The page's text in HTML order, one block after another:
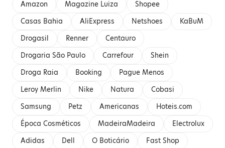
Amazon Magazine Luiza
Shopee
Casas Bahia
AliExpress Netshoes
KaBuM
Drogasil
Renner
Centauro
Drogaria São Paulo
Carrefour
Shein
Droga Raia
Booking
Pague Menos
Leroy Merlin
Nike Natura
Cobasi
Samsung
Petz Americanas
Hoteis.com
Época Cosméticos
MadeiraMadeira
Electrolux
Adidas
Dell O Boticário
Fast Shop